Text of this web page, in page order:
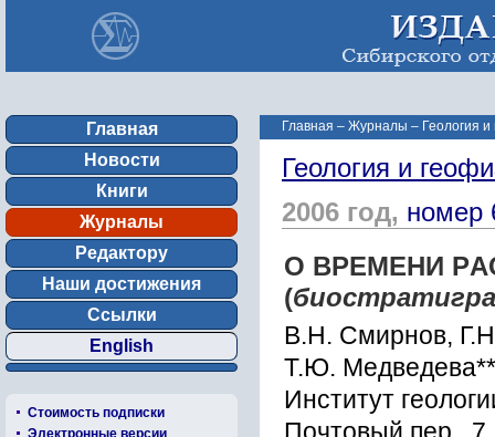
Главная
Новости
Книги
Журналы
Редактору
Наши достижения
Ссылки
English
Стоимость подписки
Электронные версии
Главная – Журналы – Геология
Геология и
2006 год, номер
О ВPЕМЕНИ
(
В.Н. Cмиpнов,
Т.Ю.
Инcтитут